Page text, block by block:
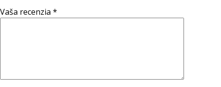
Vaša recenzia *